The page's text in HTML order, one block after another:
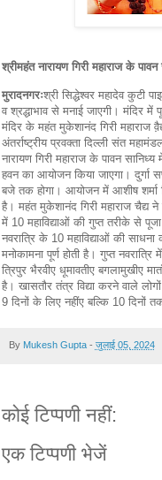
श्रीमहंत नारायण गिरी महाराज के पावन
मुरादनगरःश्री सिद्धेश्वर महादेव कुटी
व श्रद्धाभाव से मनाई जाएगी। मंदिर
मंदिर के महंत मुकेशानंद गिरी महाराज
अंतर्राष्ट्रीय प्रवक्ता दिल्ली संत
नारायण गिरी महाराज के पावन
हवन का आयोजन किया जाएगा। दुर्गा
बजे तक होगा। आयोजन में आशीष
है। महंत मुकेशानंद गिरी महाराज चैद्य ने
में 10 महाविद्याओं की गुप्त तरीके से
नवरात्रि के 10 महाविद्याओं की
मनोकामना पूर्ण होती है। गुप्त नवरात्रि
त्रिपुर भैरवीए धूमावतीए बगलामुखीए
है। खासतौर तंत्र विद्या करने वाले
9 दिनों के लिए नहींए बल्कि 10 दिनों तक
By Mukesh Gupta - जुलाई 05, 2024
कोई टिप्पणी नहीं:
एक टिप्पणी भेजें